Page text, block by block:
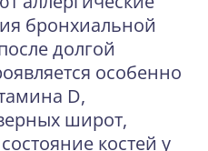
бронхиальной
долгой
особенно
D,
широт,
костей у